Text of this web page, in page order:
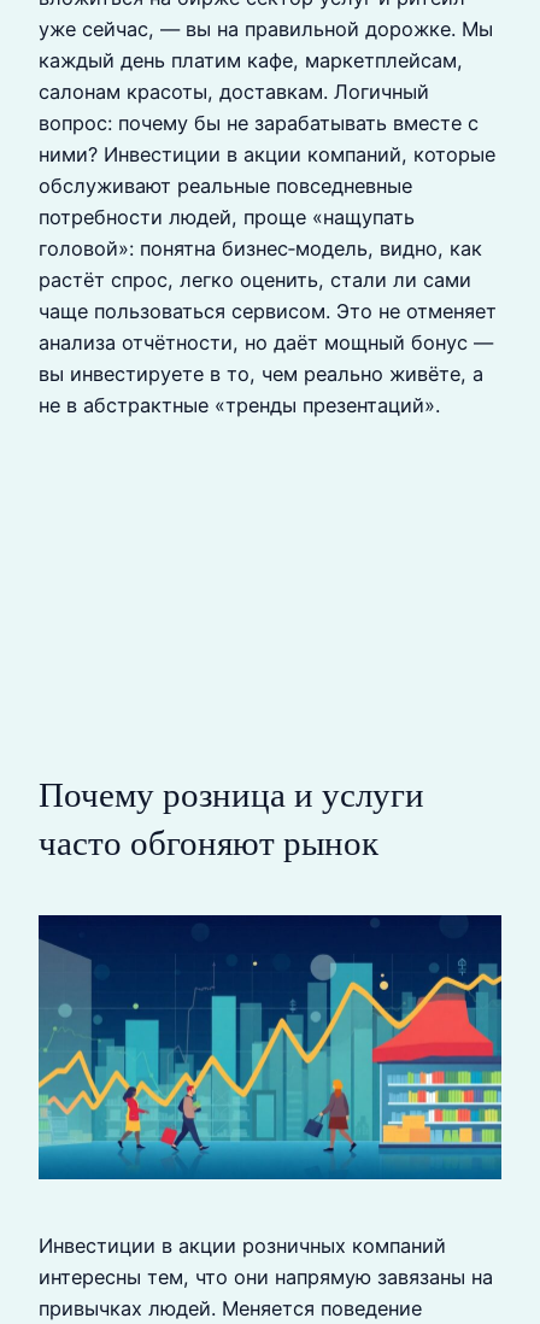
уже сейчас, — вы на правильной дорожке. Мы
каждый день платим кафе, маркетплейсам,
салонам красоты, доставкам. Логичный
вопрос: почему бы не зарабатывать вместе с
ними? Инвестиции в акции компаний, которые
обслуживают реальные повседневные
потребности людей, проще «нащупать
головой»: понятна бизнес‑модель, видно, как
растёт спрос, легко оценить, стали ли сами
чаще пользоваться сервисом. Это не отменяет
анализа отчётности, но даёт мощный бонус —
вы инвестируете в то, чем реально живёте, а
не в абстрактные «тренды презентаций».
Почему розница и услуги
часто обгоняют рынок
Инвестиции в акции розничных компаний
интересны тем, что они напрямую завязаны на
привычках людей. Меняется поведение